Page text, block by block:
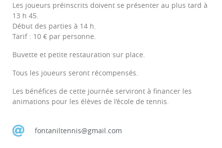
Les joueurs préinscrits doivent se présenter au plus tard à
13 h 45.
Début des parties à 14 h.
Tarif : 10 € par personne.
Buvette et petite restauration sur place.
Tous les joueurs seront récompensés.
Les bénéfices de cette journée serviront à financer les
animations pour les élèves de l’école de tennis.
fontaniltennis@gmail.com